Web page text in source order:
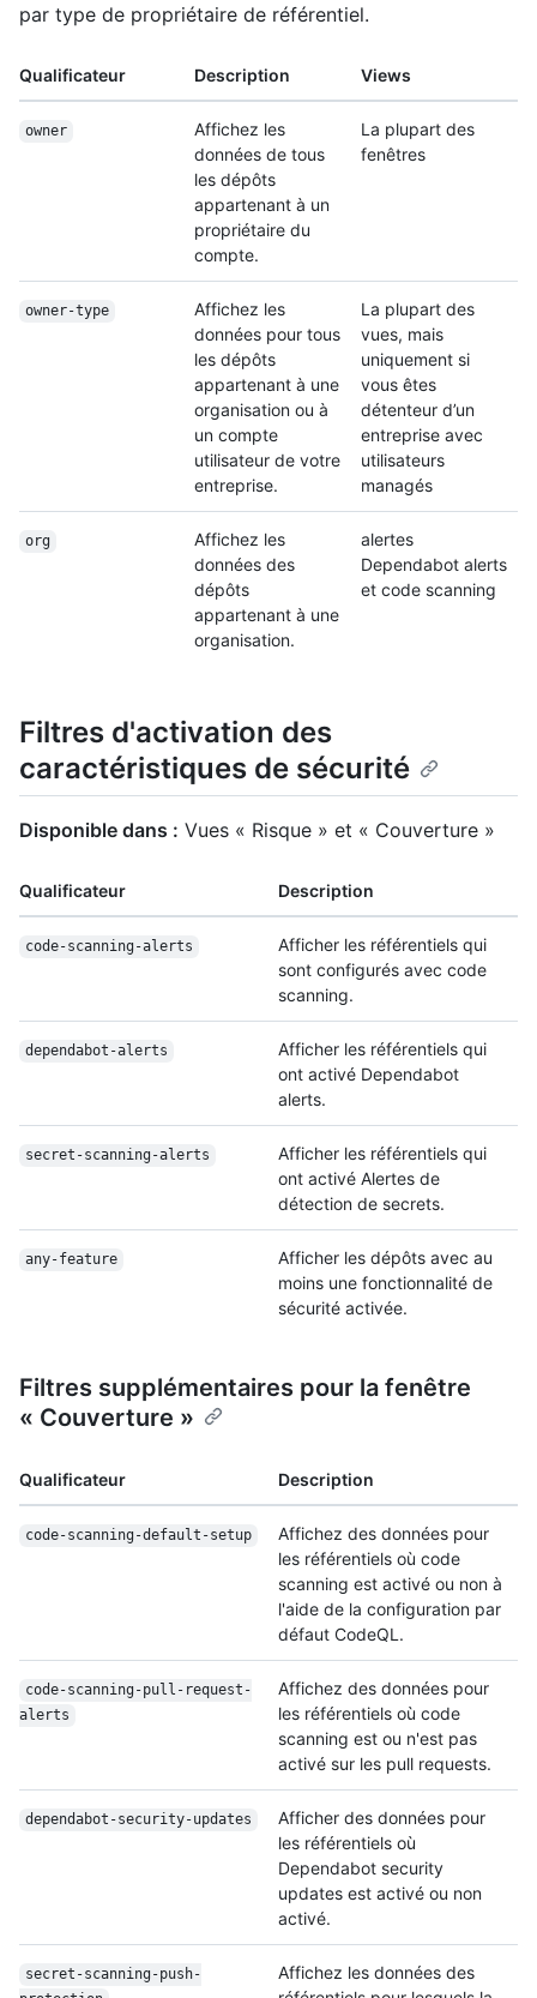
par type de propriétaire de référentiel.
Qualificateur Description Views
owner
Affichez les
données de tous
les dépôts
appartenant à un
propriétaire du
compte.
La plupart des
fenêtres
owner-type
Affichez les
données pour tous
les dépôts
appartenant à une
organisation ou à
un compte
utilisateur de votre
entreprise.
La plupart des
vues, mais
uniquement si
vous êtes
détenteur d’un
entreprise avec
utilisateurs
managés
org
Affichez les
données des
dépôts
appartenant à une
organisation.
alertes
Dependabot alerts
et code scanning
Filtres d'activation des
caractéristiques de sécurité
Disponible dans : Vues « Risque » et « Couverture »
Qualificateur Description
code-scanning-alerts
Afficher les référentiels qui
sont configurés avec code
scanning.
dependabot-alerts
Afficher les référentiels qui
ont activé Dependabot
alerts.
secret-scanning-alerts
Afficher les référentiels qui
ont activé Alertes de
détection de secrets.
any-feature
Afficher les dépôts avec au
moins une fonctionnalité de
sécurité activée.
Filtres supplémentaires pour la fenêtre
« Couverture »
Qualificateur Description
code-scanning-default-setup
Affichez des données pour
les référentiels où code
scanning est activé ou non à
l'aide de la configuration par
défaut CodeQL.
code-scanning-pull-request-
alerts
Affichez des données pour
les référentiels où code
scanning est ou n'est pas
activé sur les pull requests.
dependabot-security-updates
Afficher des données pour
les référentiels où
Dependabot security
updates est activé ou non
activé.
secret-scanning-push-
Affichez les données des